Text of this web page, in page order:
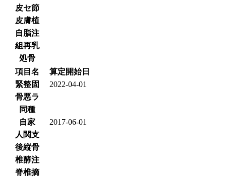
皮セ節
皮膚植
自脂注
組再乳
処骨
項目名
算定開始日
緊整固
2022-04-01
骨悪ラ
同種
自家
2017-06-01
人関支
後縦骨
椎酵注
脊椎摘